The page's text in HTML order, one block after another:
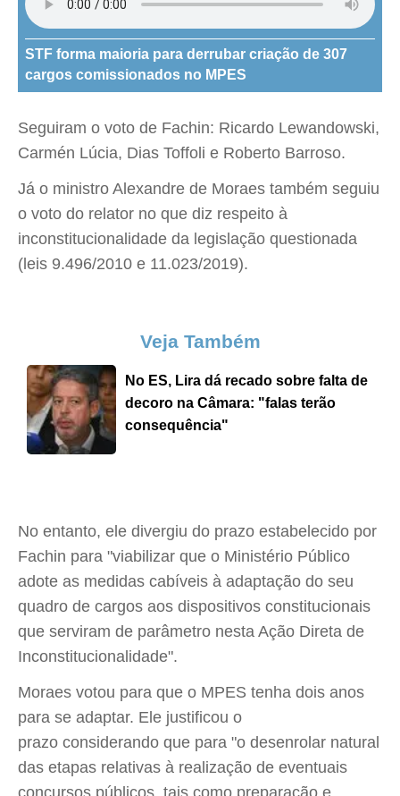
STF forma maioria para derrubar criação de 307
cargos comissionados no MPES
Seguiram o voto de Fachin: Ricardo Lewandowski,
Carmén Lúcia, Dias Toffoli e Roberto Barroso.
Já o ministro Alexandre de Moraes também seguiu
o voto do relator no que diz respeito à
inconstitucionalidade da legislação questionada
(leis 9.496/2010 e 11.023/2019).
Veja Também
No ES, Lira dá recado sobre falta de
decoro na Câmara: "falas terão
consequência"
No entanto, ele divergiu do prazo estabelecido por
Fachin para "viabilizar que o Ministério Público
adote as medidas cabíveis à adaptação do seu
quadro de cargos aos dispositivos constitucionais
que serviram de parâmetro nesta Ação Direta de
Inconstitucionalidade".
Moraes votou para que o MPES tenha dois anos
para se adaptar. Ele justificou o
prazo considerando que para "o desenrolar natural
das etapas relativas à realização de eventuais
concursos públicos, tais como preparação e